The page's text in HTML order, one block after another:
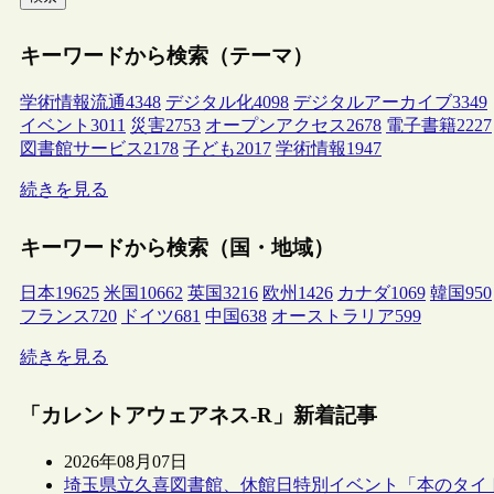
キーワードから検索（テーマ）
学術情報流通4348 デジタル化4098 デジタルアーカイブ3349
イベント 3011 災害2753 オープンアクセス2678 電子書籍2227
図書館サービス2178 子ども2017 学術情報1947
続きを見る
キーワードから検索（国・地域）
日本19625 米国 10662 英国3216 欧州 1426 カナダ1069 韓国950
フランス720 ドイツ681 中国638 オーストラリア599
続きを見る
「カレントアウェアネス-R」新着記事
2026年08月07日
埼玉県立久喜図書館、休館日特別イベント「本のタイ